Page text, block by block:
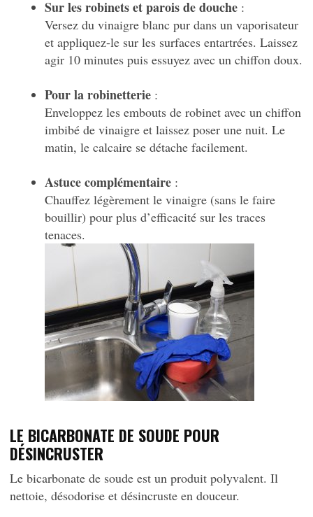
Sur les robinets et parois de douche :
Versez du vinaigre blanc pur dans un vaporisateur
et appliquez-le sur les surfaces entartrées. Laissez
agir 10 minutes puis essuyez avec un chiffon doux.
Pour la robinetterie :
Enveloppez les embouts de robinet avec un chiffon
imbibé de vinaigre et laissez poser une nuit. Le
matin, le calcaire se détache facilement.
Astuce complémentaire :
Chauffez légèrement le vinaigre (sans le faire
bouillir) pour plus d’efficacité sur les traces
tenaces.
LE BICARBONATE DE SOUDE POUR
DÉSINCRUSTER
Le bicarbonate de soude est un produit polyvalent. Il
nettoie, désodorise et désincruste en douceur.